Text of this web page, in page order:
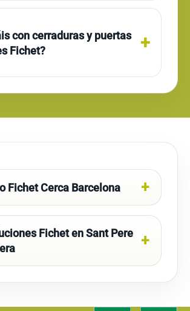
con cerraduras y puertas
Fichet?
Fichet Cerca Barcelona
Fichet en Sant Pere